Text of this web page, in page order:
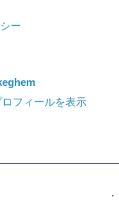
ー
フィールを表示
. 「シ